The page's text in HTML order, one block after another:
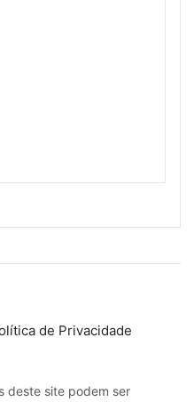
de Privacidade
deste site podem ser